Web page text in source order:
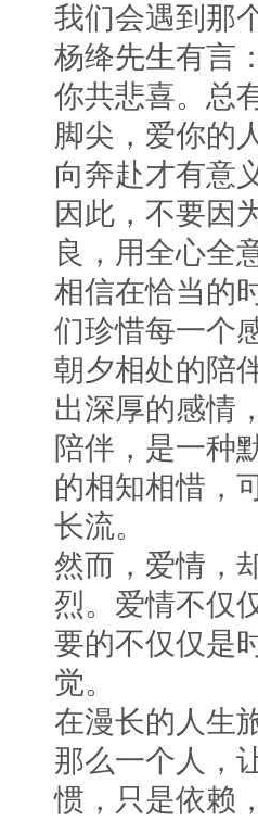
我们会遇到那
杨绛先生有言
你共悲喜。总
脚尖，爱你的
向奔赴才有意
因此，不要因
良，用全心全
相信在恰当的
们珍惜每一个
朝夕相处的陪
出深厚的感情
陪伴，是一种
的相知相惜，
长流。
然而，爱情，
烈。爱情不仅
要的不仅仅是
觉。
在漫长的人生
那么一个人，
惯，只是依赖